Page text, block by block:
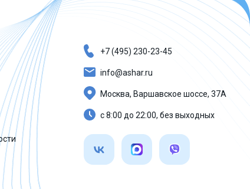
+7 (495) 230-23-45
info@ashar.ru
Москва, Варшавское шоссе, 37А
с 8:00 до 22:00, без выходных